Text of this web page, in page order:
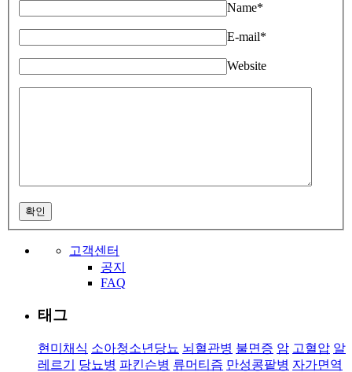
Name*
E-mail*
Website
확인
고객센터
공지
FAQ
태그
현미채식 소아청소년당뇨 뇌혈관병 불면증 암 고혈압 알
레르기
당뇨병 파킨슨병 류머티즘 만성콩팥병 자가면역